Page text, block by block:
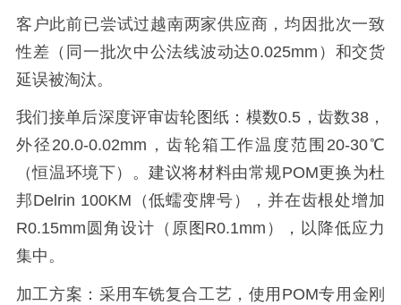
客户此前已尝试过越南两家供应商，均因批次一致
性差（同一批次中公法线波动达0.025mm）和交货
延误被淘汰。
我们接单后深度评审齿轮图纸：模数0.5，齿数38，
外径20.0-0.02mm，齿轮箱工作温度范围20-30℃
（恒温环境下）。建议将材料由常规POM更换为杜
邦Delrin 100KM（低蠕变牌号），并在齿根处增加
R0.15mm圆角设计（原图R0.1mm），以降低应力
集中。
加工方案：采用车铣复合工艺，使用POM专用金刚